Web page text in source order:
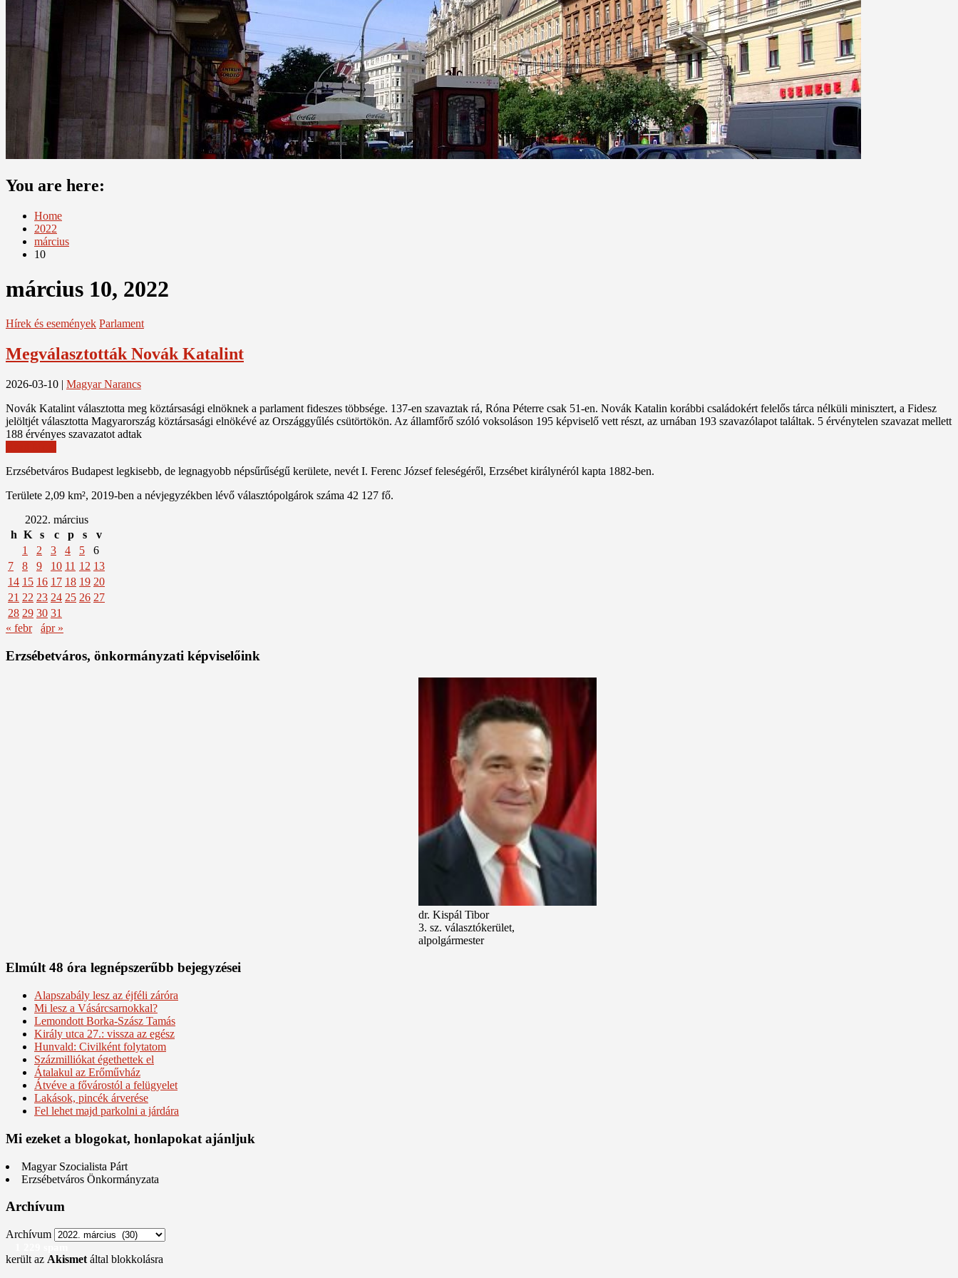
You are here:
Home
2022
március
10
március 10, 2022
Hírek és események Parlament
Megválasztották Novák Katalint
2026-03-10 | Magyar Narancs
Novák Katalint választotta meg köztársasági elnöknek a parlament fideszes többsége. 137-en szavaztak rá, Róna Péterre csak 51-en. Novák Katalin korábbi családokért felelős tárca nélküli minisztert, a Fidesz
jelöltjét választotta Magyarország köztársasági elnökévé az Országgyűlés csütörtökön. Az államfőrő szóló voksoláson 195 képviselő vett részt, az urnában 193 szavazólapot találtak. 5 érvénytelen szavazat mellett
188 érvényes szavazatot adtak
Erzsébetváros Budapest legkisebb, de legnagyobb népsűrűségű kerülete, nevét I. Ferenc József feleségéről, Erzsébet királynéról kapta 1882-ben.
Területe 2,09 km², 2019-ben a névjegyzékben lévő választópolgárok száma 42 127 fő.
2022. március
h K s c p s
v
1
2 3 4 5
6
7
8 9 10 11 12 13
14 15 16 17 18 19 20
21 22 23 24 25 26 27
28 29 30 31
« febr
ápr »
Erzsébetváros, önkormányzati képviselőink
dr. Kispál Tibor
3. sz. választókerület,
alpolgármester
Elmúlt 48 óra legnépszerűbb bejegyzései
Alapszabály lesz az éjféli záróra
Mi lesz a Vásárcsarnokkal?
Lemondott Borka-Szász Tamás
Király utca 27.: vissza az egész
Hunvald: Civilként folytatom
Százmilliókat égethettek el
Átalakul az Erőművház
Átvéve a fővárostól a felügyelet
Lakások, pincék árverése
Fel lehet majd parkolni a járdára
Mi ezeket a blogokat, honlapokat ajánljuk
Magyar Szocialista Párt
Erzsébetváros Önkormányzata
Archívum
Archívum
került az Akismet által blokkolásra